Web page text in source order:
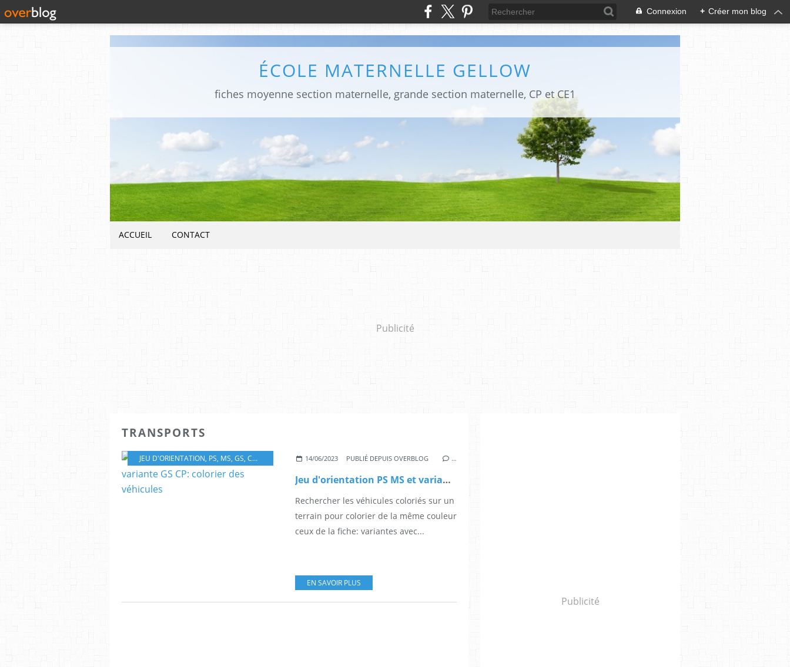
Connexion + Créer mon blog
ÉCOLE MATERNELLE GELLOW
fiches moyenne section maternelle, grande section maternelle, CP et CE1
ACCUEIL CONTACT
Publicité
TRANSPORTS
JEU D'ORIENTATION, PS, MS, GS, CP , TRANSPORTS 14/06/2023 PUBLIÉ DEPUIS OVERBLOG …
Jeu d'orientation PS MS et variante GS CP: colorier des véhicules
Rechercher les véhicules coloriés sur un
terrain pour colorier de la même couleur
ceux de la fiche: variantes avec...
EN SAVOIR PLUS
Publicité